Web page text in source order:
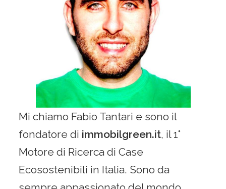
Mi chiamo Fabio Tantari e sono il
fondatore di immobilgreen.it, il 1°
Motore di Ricerca di Case
Ecosostenibili in Italia. Sono da